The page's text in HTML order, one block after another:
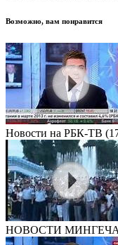
Возможно, вам понравится
Новости на РБК-ТВ
НОВОСТИ